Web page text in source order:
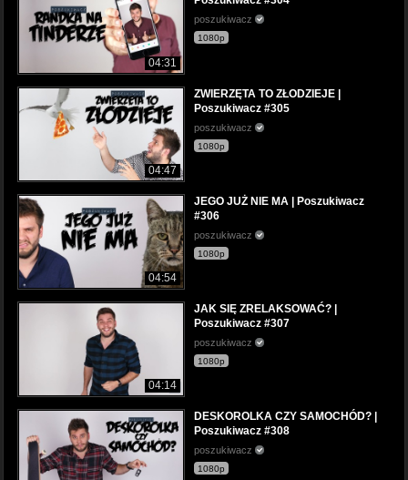
04:31
poszukiwacz
1080p
04:47
ZWIERZĘTA TO ZŁODZIEJE |
Poszukiwacz #305
poszukiwacz
1080p
04:54
JEGO JUŻ NIE MA | Poszukiwacz
#306
poszukiwacz
1080p
04:14
JAK SIĘ ZRELAKSOWAĆ? |
Poszukiwacz #307
poszukiwacz
1080p
DESKOROLKA CZY SAMOCHÓD? |
Poszukiwacz #308
poszukiwacz
1080p